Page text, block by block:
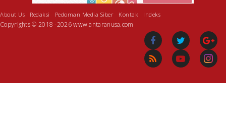
About Us Redaksi Pedoman Media Siber Kontak Indeks
Copyrights © 2018 -2026 www.antaranusa.com